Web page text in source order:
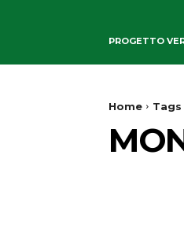
PROGETTO
Home Tags